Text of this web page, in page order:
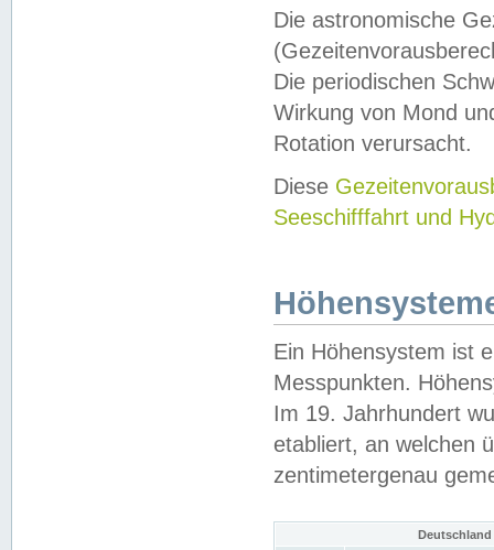
Die astronomische
Die periodischen
Wirkung von Mond
Rotation verursacht.
Diese
Seeschifffahrt und
Ein Höhensystem ist
Messpunkten.
Im 19. Jahrhundert
etabliert, an welchen
zentimetergenau